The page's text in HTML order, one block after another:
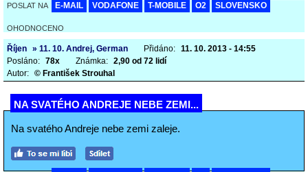
POSLAT NA E-MAIL VODAFONE T-MOBILE O2 SLOVENSKO
OHODNOCENO
Říjen » 11. 10. Andrej, German Přidáno: 11. 10. 2013 - 14:55
Posláno: 78x Známka: 2,90 od 72 lidí
Autor: © František Strouhal
NA SVATÉHO ANDREJE NEBE ZEMI...
Na svatého Andreje nebe zemi zaleje.